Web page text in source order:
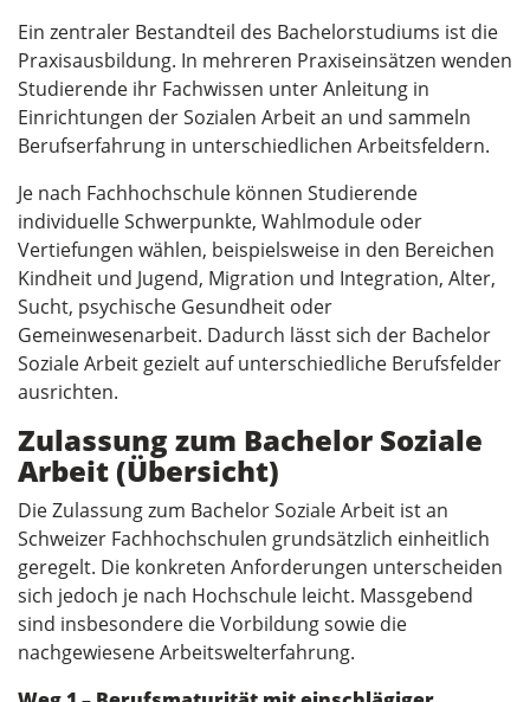
Ein zentraler Bestandteil des Bachelorstudiums ist die
Praxisausbildung. In mehreren Praxiseinsätzen wenden
Studierende ihr Fachwissen unter Anleitung in
Einrichtungen der Sozialen Arbeit an und sammeln
Berufserfahrung in unterschiedlichen Arbeitsfeldern.
Je nach Fachhochschule können Studierende
individuelle Schwerpunkte, Wahlmodule oder
Vertiefungen wählen, beispielsweise in den Bereichen
Kindheit und Jugend, Migration und Integration, Alter,
Sucht, psychische Gesundheit oder
Gemeinwesenarbeit. Dadurch lässt sich der Bachelor
Soziale Arbeit gezielt auf unterschiedliche Berufsfelder
ausrichten.
Zulassung zum Bachelor Soziale
Arbeit (Übersicht)
Die Zulassung zum Bachelor Soziale Arbeit ist an
Schweizer Fachhochschulen grundsätzlich einheitlich
geregelt. Die konkreten Anforderungen unterscheiden
sich jedoch je nach Hochschule leicht. Massgebend
sind insbesondere die Vorbildung sowie die
nachgewiesene Arbeitswelterfahrung.